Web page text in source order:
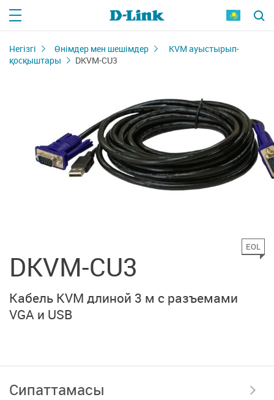
Негізгі Өнімдер мен шешімдер
KVM ауыстырып-
қосқыштары
DKVM-CU3
DKVM-CU3
EOL
Кабель KVM длиной 3 м с разъемами
VGA и USB
Сипаттамасы